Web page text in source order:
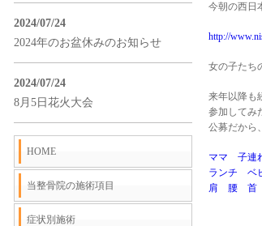
今朝の西日
http://
女の子たち
来年以降も
参加してみ
公募だから
ママ 子連
ランチ ベ
肩 腰 首
2024/07/24
2024年のお盆休みのお知らせ
2024/07/24
8月5日花火大会
HOME
当整骨院の施術項目
症状別施術